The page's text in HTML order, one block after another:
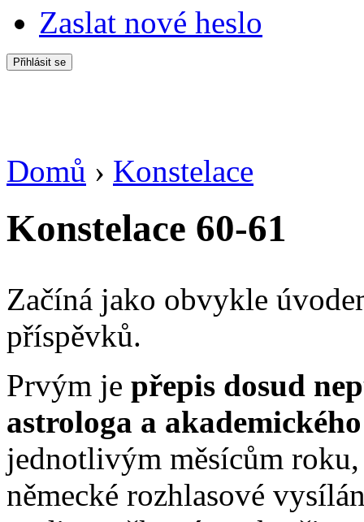
Zaslat nové heslo
Jste zde
Domů › Konstelace
Konstelace 60-61
Začíná jako obvykle
příspěvků.
Prvým je přepis dosud
astrologa a
jednotlivým měsícům
německé rozhlasové